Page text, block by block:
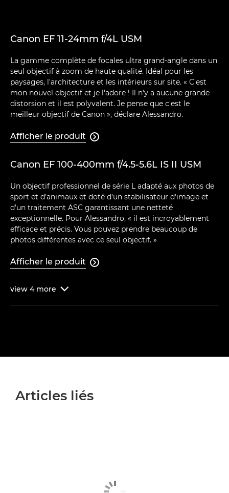
Canon EF 11-24mm f/4L USM
La gamme complète de focales ultra grand-angle dans un
seul objectif à zoom de haute qualité. Idéal pour les
paysages, l'architecture et les intérieurs sur site. « C'est
mon nouvel objectif et je l'adore ! Il n'y a aucune grande
distorsion et il est polyvalent. Je pense que c'est le
meilleur objectif de Canon », déclare Alessandro.
Afficher le produit 
Canon EF 100-400mm f/4.5-5.6L IS II USM
Un objectif professionnel de série L adapté aux photos de
sport et d'animaux et doté d'un stabilisateur d'image et
d'un traitement ASC garantissant une netteté
exceptionnelle. Pour Alessandro, « il est incroyablement
efficace et précis. Vous pouvez prendre beaucoup de
photos différentes avec ce seul objectif. »
Afficher le produit 
view 4 more 
Articles liés